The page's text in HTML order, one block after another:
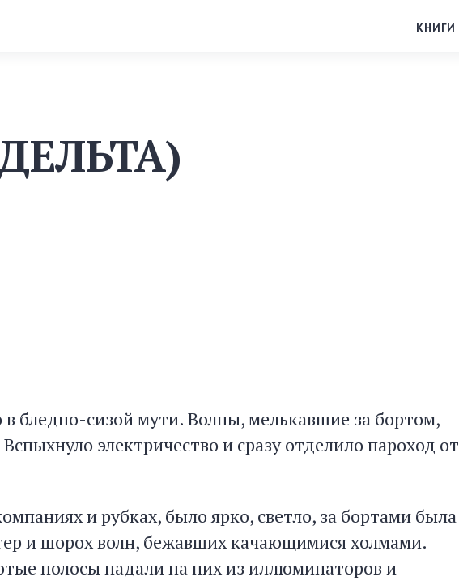
КНИГИ
в бледно-сизой мути. Волны, мелькавшие за бортом,
электричество и сразу отделило пароход от
и рубках, было ярко, светло, за бортами была
и шорох волн, бежавших качающимися холмами.
полосы падали на них из иллюминаторов и